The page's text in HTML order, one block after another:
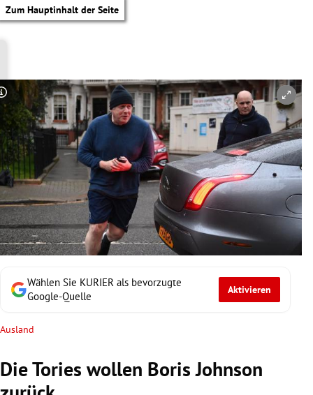
Zum Hauptinhalt der Seite
Untermenü
Untermenü
Untermenü
Wählen Sie KURIER als bevorzugte
Google-Quelle
Aktivieren
Ausland
Die Tories wollen Boris Johnson
Copyright-Hinweis öffnen/schließen